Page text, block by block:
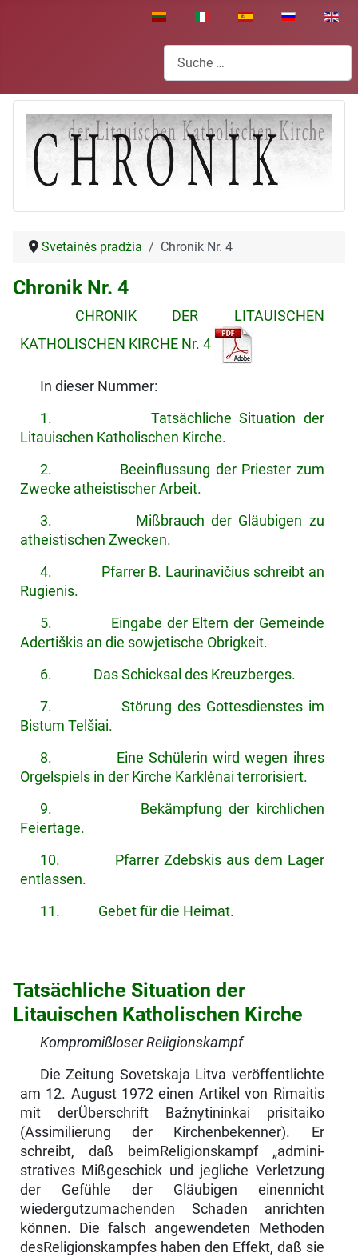
Sprache auswählen
Suchen
Svetainės pradžia Chronik Nr. 4
Chronik Nr. 4
CHRONIK DER LITAUISCHEN
KATHOLISCHEN KIRCHE Nr. 4
In dieser Nummer:
1. Tatsächliche Situation der
Litauischen Katholischen Kirche.
2. Beeinflussung der Priester zum
Zwecke atheistischer Arbeit.
3. Mißbrauch der Gläubigen zu
atheistischen Zwecken.
4. Pfarrer B. Laurinavičius schreibt an
Rugienis.
5. Eingabe der Eltern der Gemeinde
Adertiškis an die sowjetische Obrigkeit.
6. Das Schicksal des Kreuzberges.
7. Störung des Gottesdienstes im
Bistum Telšiai.
8. Eine Schülerin wird wegen ihres
Orgelspiels in der Kirche Karklėnai terrorisiert.
9. Bekämpfung der kirchlichen
Feiertage.
10. Pfarrer Zdebskis aus dem Lager
entlassen.
11. Gebet für die Heimat.
Tatsächliche Situation der
Litauischen Katholischen Kirche
Kompromißloser Religionskampf
Die Zeitung Sovetskaja Litva veröffentlichte
am 12. August 1972 einen Artikel von Rimaitis
mit derÜberschrift Bažnytininkai prisitaiko
(Assimi­lierung der Kirchenbekenner). Er
schreibt, daß beimReligionskampf „admini­
stratives Mißgeschick und jegliche Verletzung
der Gefühle der Gläubigen einennicht
wiedergutzumachenden Schaden anrichten
können. Die falsch angewendeten Methoden
desReligionskampfes haben den Effekt, daß sie